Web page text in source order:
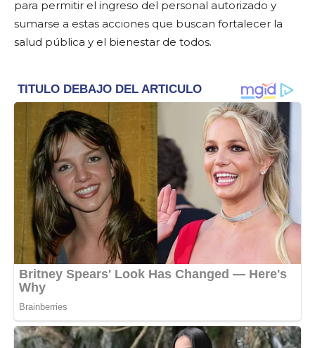
para permitir el ingreso del personal autorizado y
sumarse a estas acciones que buscan fortalecer la
salud pública y el bienestar de todos.